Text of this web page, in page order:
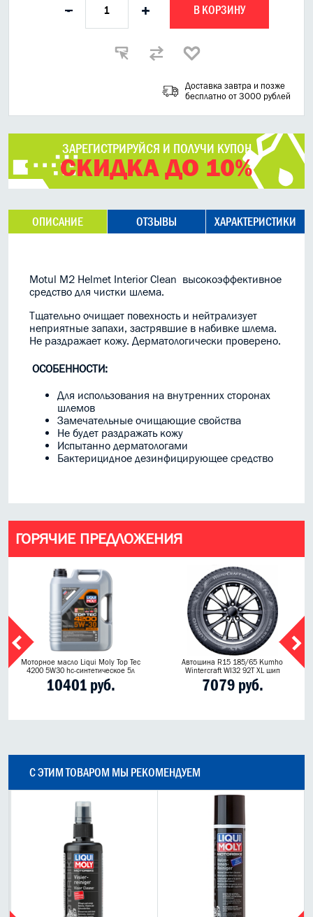
- + В КОРЗИНУ
Доставка завтра и позже
бесплатно от 3000 рублей
ЗАРЕГИСТРИРУЙСЯ И ПОЛУЧИ КУПОН
СКИДКА ДО 10%
ОПИСАНИЕ ОТЗЫВЫ ХАРАКТЕРИСТИКИ
Motul M2 Helmet Interior Clean высокоэффективное
средство для чистки шлема.
Тщательно очищает повехность и нейтрализует
неприятные запахи, застрявшие в набивке шлема.
Не раздражает кожу. Дерматологически проверено.
ОСОБЕННОСТИ:
Для использования на внутренних сторонах
шлемов
Замечательные очищающие свойства
Не будет раздражать кожу
Испытанно дерматологами
Бактерицидное дезинфицирующее средство
ГОРЯЧИЕ ПРЕДЛОЖЕНИЯ
Моторное масло Liqui Moly Top Tec
4200 5W30 hc-синтетическое 5л
10401 руб.
Автошина R15 185/65 Kumho
Wintercraft WI32 92T XL шип
7079 руб.
С ЭТИМ ТОВАРОМ МЫ РЕКОМЕНДУЕМ